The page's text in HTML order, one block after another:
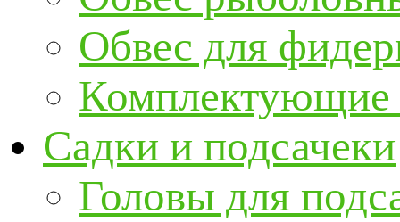
Обвес для
Комплектующие
Садки и подсачеки
Головы для